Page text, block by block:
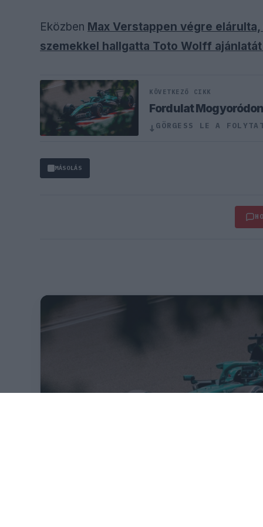
Eközben Max Verstappen végre
szemekkel hallgatta Toto Wolff
KÖVETKEZŐ CIKK
Fordulat
↓ GÖRGESS LE A
MÁSOLÁS